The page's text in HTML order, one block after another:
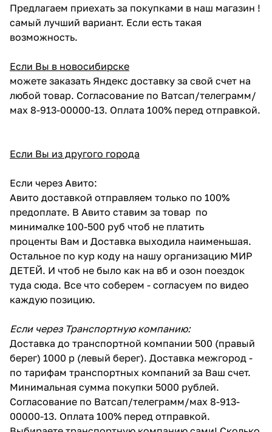
Предлагаем приехать за покупками в наш магазин !
самый лучший вариант. Если есть такая
возможность.
Если Вы в новосибирске
можете заказать Яндекс доставку за свой счет на
любой товар. Согласование по Ватсап/телеграмм/
мах 8-913-00000-13. Оплата 100% перед отправкой.
Если Вы из другого города
Если через Авито:
Авито доставкой отправляем только по 100%
предоплате. В Авито ставим за товар по
минималке 100-500 руб чтоб не платить
проценты Вам и Доставка выходила наименьшая.
Остальное по кур коду на нашу организацию МИР
ДЕТЕЙ. И чтоб не было как на вб и озон поездок
туда сюда. Все что соберем - согласуем по видео
каждую позицию.
Если через Транспортную компанию:
Доставка до транспортной компании 500 (правый
берег) 1000 р (левый берег). Доставка межгород -
по тарифам транспортных компаний за Ваш счет.
Минимальная сумма покупки 5000 рублей.
Согласование по Ватсап/телеграмм/мах 8-913-
00000-13. Оплата 100% перед отправкой.